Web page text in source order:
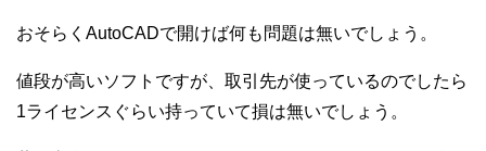
おそらくAutoCADで開けば何も問題は無いでしょう。
値段が高いソフトですが、取引先が使っているのでしたら
1ライセンスぐらい持っていて損は無いでしょう。